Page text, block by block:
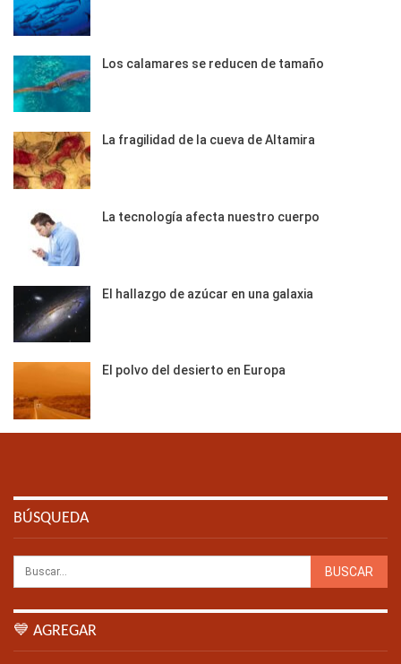
Los calamares se reducen de tamaño
La fragilidad de la cueva de Altamira
La tecnología afecta nuestro cuerpo
El hallazgo de azúcar en una galaxia
El polvo del desierto en Europa
BÚSQUEDA
💙 AGREGAR